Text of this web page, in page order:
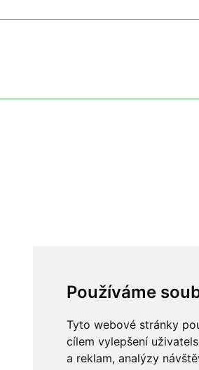
Používáme
Tyto webové stránky
cílem vylepšení
a reklam, analýzy